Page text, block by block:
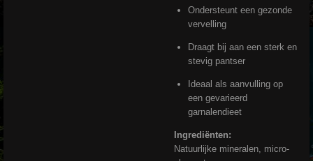
Ondersteunt een gezonde
vervelling
Draagt bij aan een sterk en
stevig pantser
Ideaal als aanvulling op
een gevarieerd
garnalendieet
Ingrediënten:
Natuurlijke mineralen, micro-